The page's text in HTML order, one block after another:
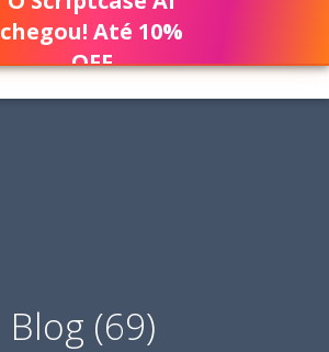
Blog (69)
chegou! Até 10%
OFF